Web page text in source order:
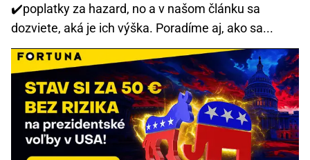
✔️poplatky za hazard, no a v našom článku sa
dozviete, aká je ich výška. Poradíme aj, ako sa...